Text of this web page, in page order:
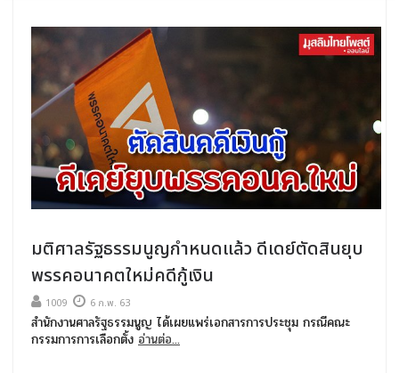
มติศาลรัฐธรรมนูญกำหนดแล้ว ดีเดย์ตัดสินยุบ
พรรคอนาคตใหม่คดีกู้เงิน
1009 6 ก.พ. 63
สำนักงานศาลรัฐธรรมนูญ ได้เผยแพร่เอกสารการประชุม กรณีคณะ
กรรมการการเลือกตั้ง อ่านต่อ...